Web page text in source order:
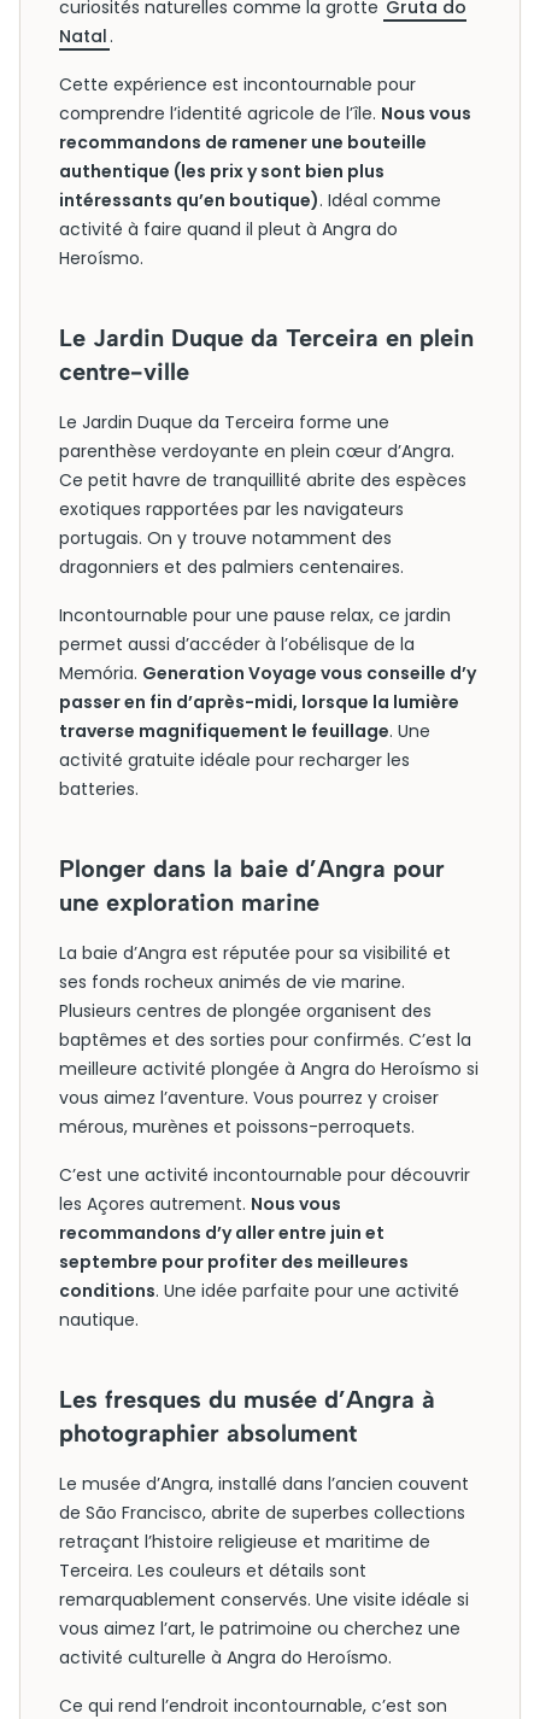
curiosités naturelles comme la grotte Gruta do
Natal .
Cette expérience est incontournable pour
comprendre l’identité agricole de l’île. Nous vous
recommandons de ramener une bouteille
authentique (les prix y sont bien plus
intéressants qu’en boutique). Idéal comme
activité à faire quand il pleut à Angra do
Heroísmo.
Le Jardin Duque da Terceira en plein
centre-ville
Le Jardin Duque da Terceira forme une
parenthèse verdoyante en plein cœur d’Angra.
Ce petit havre de tranquillité abrite des espèces
exotiques rapportées par les navigateurs
portugais. On y trouve notamment des
dragonniers et des palmiers centenaires.
Incontournable pour une pause relax, ce jardin
permet aussi d’accéder à l’obélisque de la
Memória. Generation Voyage vous conseille d’y
passer en fin d’après-midi, lorsque la lumière
traverse magnifiquement le feuillage. Une
activité gratuite idéale pour recharger les
batteries.
Plonger dans la baie d’Angra pour
une exploration marine
La baie d’Angra est réputée pour sa visibilité et
ses fonds rocheux animés de vie marine.
Plusieurs centres de plongée organisent des
baptêmes et des sorties pour confirmés. C’est la
meilleure activité plongée à Angra do Heroísmo si
vous aimez l’aventure. Vous pourrez y croiser
mérous, murènes et poissons-perroquets.
C’est une activité incontournable pour découvrir
les Açores autrement. Nous vous
recommandons d’y aller entre juin et
septembre pour profiter des meilleures
conditions. Une idée parfaite pour une activité
nautique.
Les fresques du musée d’Angra à
photographier absolument
Le musée d’Angra, installé dans l’ancien couvent
de São Francisco, abrite de superbes collections
retraçant l’histoire religieuse et maritime de
Terceira. Les couleurs et détails sont
remarquablement conservés. Une visite idéale si
vous aimez l’art, le patrimoine ou cherchez une
activité culturelle à Angra do Heroísmo.
Ce qui rend l’endroit incontournable, c’est son